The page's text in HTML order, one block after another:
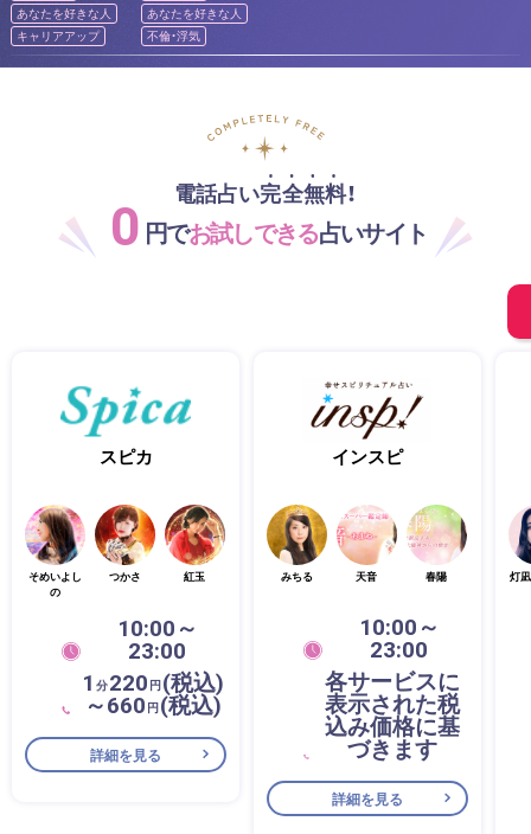
あなたを好きな人
キャリアアップ
あなたを好きな人
不倫・浮気
電話占い完全無料！
0 円でお試しできる占いサイト
スピカ
そめいよし
の
つかさ 紅玉
10:00～
23:00
1 分220 円(税込)
～660 円(税込)
詳細を見る
インスピ
みちる 天音 春陽
10:00～
23:00
各サービスに
表示された税
込み価格に基
づきます
詳細を見る
灯